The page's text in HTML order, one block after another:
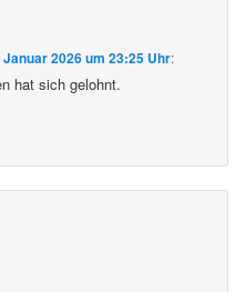
Januar 2026 um 23:25 Uhr:
hat sich gelohnt.